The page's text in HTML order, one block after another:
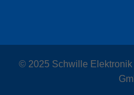
© 2025 Schwille